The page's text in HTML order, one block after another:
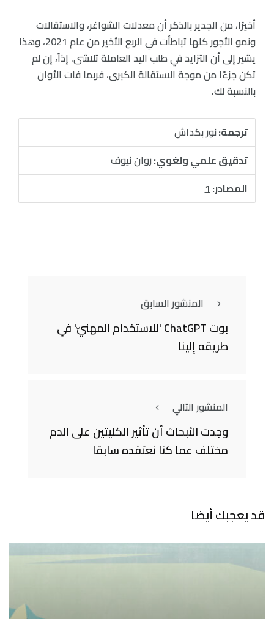
أخيرًا، من الجدير بالذكر أن معدلات الشواغر، والاستقالات
ونمو الأجور كلها تباطأت في الربع الأخير من عام 2021، وهذا
يشير إلى أن التزايد في طلب اليد العاملة تلاشى. إذاً، إن لم
تكن جزءًا من موجة الاستقالة الكبرى، فربما فات الأوان
بالنسبة لك.
ترجمة:نور بكداش
تدقيق علمي ولغوي:روان نيوف
المصادر:1
المنشور السابق
بوت ChatGPT 'للاستخدام المهنيّ' في
طريقه إلينا
المنشور التالي
وجدت الأبحاث أن تأثير الكليتين على الدم
مختلف عما كنا نعتقده سابقًا
قد يعجبك أيضا